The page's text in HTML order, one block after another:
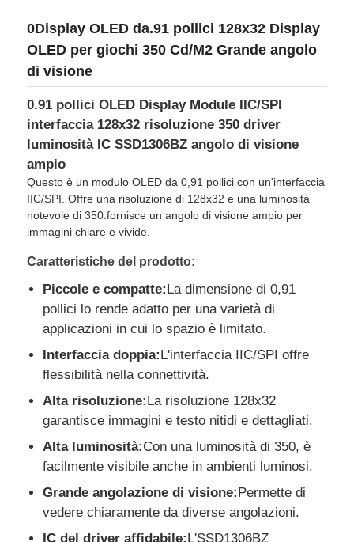
Casa.
Prodotti
Video
Chi Siamo
Visita alla fabbrica
Controllo di qualità
Contattaci
Casi
Display LCD TFT
0Display OLED da.91 pollici 128x32 Display
OLED per giochi 350 Cd/M2 Grande angolo
di visione
0.91 pollici OLED Display Module IIC/SPI
interfaccia 128x32 risoluzione 350 driver
luminosità IC SSD1306BZ angolo di visione
ampio
Questo è un modulo OLED da 0,91 pollici con un'interfaccia
IIC/SPI. Offre una risoluzione di 128x32 e una luminosità
notevole di 350.fornisce un angolo di visione ampio per
immagini chiare e vivide.
Caratteristiche del prodotto:
Piccole e compatte:La dimensione di 0,91
pollici lo rende adatto per una varietà di
applicazioni in cui lo spazio è limitato.
Interfaccia doppia:L'interfaccia IIC/SPI offre
flessibilità nella connettività.
Alta risoluzione:La risoluzione 128x32
garantisce immagini e testo nitidi e dettagliati.
Alta luminosità:Con una luminosità di 350, è
facilmente visibile anche in ambienti luminosi.
Grande angolazione di visione:Permette di
vedere chiaramente da diverse angolazioni.
IC del driver affidabile:L'SSD1306BZ